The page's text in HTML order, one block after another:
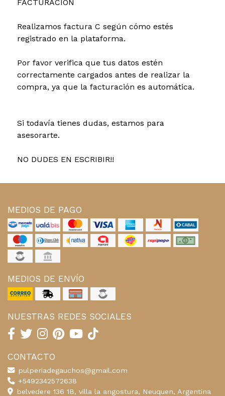
FACTURACIÓN
Realizamos factura C según cómo estés
registrado en la plataforma.
Por favor verifica que tus datos estén
correctamente cargados antes de realizar la
compra, ya que la facturación es automática.
Si todavía tienes dudas, estamos para
asesorarte.
NO DUDES EN ESCRIBIR!!
MEDIOS DE PAGO
MEDIOS DE ENVÍO
NUESTRAS REDES SOCIALES
CONTACTO
pulperiadegauchos@gmail.com
+5492342572638
belvedere 136 1B, villa la angostura, Neuquen, Argentina